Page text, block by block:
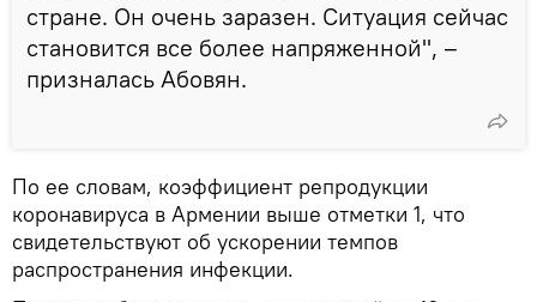
стране. Он очень заразен. Ситуация сейчас
становится все более напряженной", –
призналась Абовян.
По ее словам, коэффициент репродукции
коронавируса в Армении выше отметки 1, что
свидетельствуют об ускорении темпов
распространения инфекции.